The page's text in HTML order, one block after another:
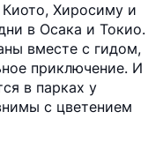
Хиросиму и
в Осака и Токио.
вместе с гидом,
приключение. И
в парках у
с цветением